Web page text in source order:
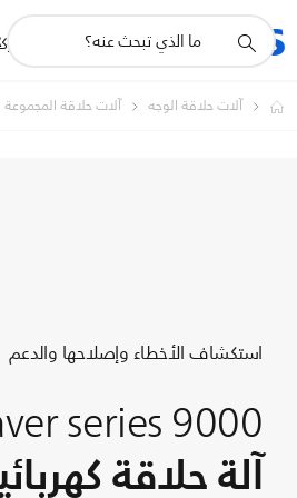
المنتجات
أيقونة
دعم
آلات حلاقة الوجه آلات حلاقة المجموعة
استكشاف الأخطاء وإصلاحها والدعم
series 9000
آلة حلاقة